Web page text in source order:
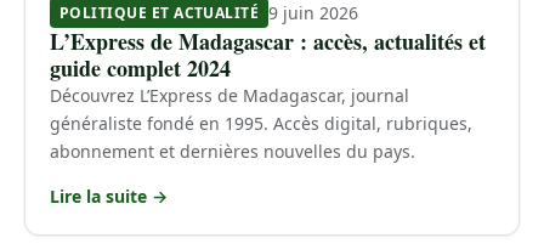
POLITIQUE ET ACTUALITÉ 9 juin 2026
L’Express de Madagascar : accès, actualités et
guide complet 2024
Découvrez L’Express de Madagascar, journal
généraliste fondé en 1995. Accès digital, rubriques,
abonnement et dernières nouvelles du pays.
Lire la suite →